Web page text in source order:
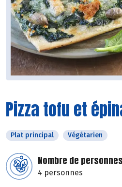
Pizza tofu et
Plat principal Végétarien
Nombre de personnes
4 personnes